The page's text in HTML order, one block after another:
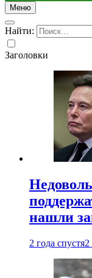
Меню
Найти:
Заголовки
нашли
2 года спустя2